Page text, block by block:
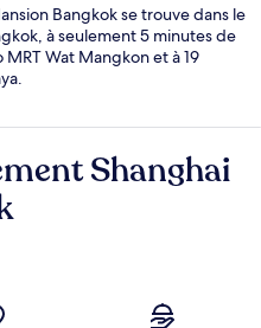
Bangkok se trouve dans le
à seulement 5 minutes de
Wat Mangkon et à 19
Shanghai